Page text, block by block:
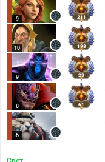
9 211
10 198
9 23
8 61
6